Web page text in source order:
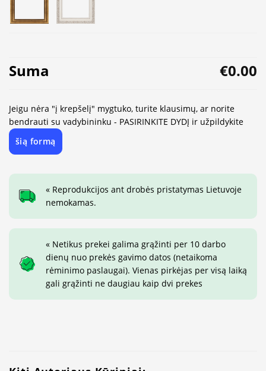
Suma €0.00
Jeigu nėra "į krepšelį" mygtuko, turite klausimų, ar norite
bendrauti su vadybininku - PASIRINKITE DYDĮ ir užpildykite
šią formą
« Reprodukcijos ant drobės pristatymas Lietuvoje
nemokamas.
« Netikus prekei galima grąžinti per 10 darbo
dienų nuo prekės gavimo datos (netaikoma
rėminimo paslaugai). Vienas pirkėjas per visą laiką
gali grąžinti ne daugiau kaip dvi prekes